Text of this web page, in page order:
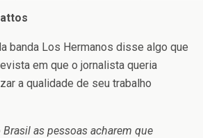
banda Los Hermanos disse algo que
em que o jornalista queria
a qualidade de seu trabalho
Brasil as pessoas acharem que